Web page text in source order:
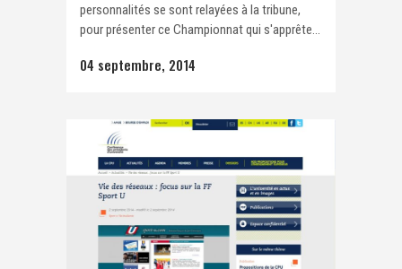
personnalités se sont relayées à la tribune,
pour présenter ce Championnat qui s'apprête...
04 septembre, 2014